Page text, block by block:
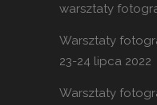
warsztaty
Warsztaty
23-24 lipca 2022
Warsztaty